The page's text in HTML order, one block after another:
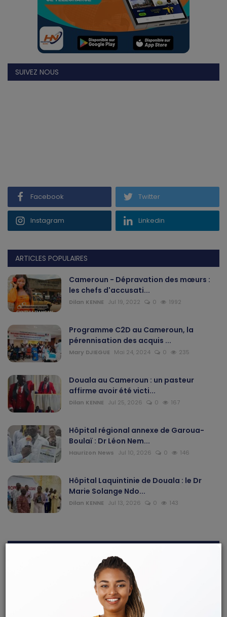
Blagues
Vidéos
Société
Échos des collectivités
Chroniques
Nécrologie
Éditorial
Langue
English Francais
SUIVEZ NOUS
Facebook Twitter
Instagram Linkedin
ARTICLES POPULAIRES
Cameroun - Dépravation des mœurs :
les chefs d'accusati...
Dilan KENNE Jul 19, 2022 0 1992
Programme C2D au Cameroun, la
pérennisation des acquis ...
Mary DJIEGUE Mai 24, 2024 0 235
Douala au Cameroun : un pasteur
affirme avoir été victi...
Dilan KENNE Jul 25, 2026 0 167
Hôpital régional annexe de Garoua-
Boulaï : Dr Léon Nem...
Haurizon News Jul 10, 2026 0 146
Hôpital Laquintinie de Douala : le Dr
Marie Solange Ndo...
Dilan KENNE Jul 13, 2026 0 143